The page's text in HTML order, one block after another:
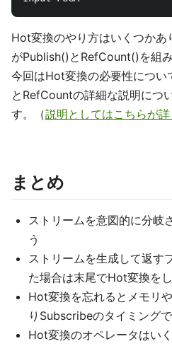
Hot変換のやり方はいくつかあ
がPublish()とRefCount()を組み
今回はHot変換の必要性につい
とRefCountの詳細な説明につ
す。（説明としてはこちらが
まとめ
ストリームを意図的に分岐
う
ストリームを生成して返す
た場合は末尾でHot変換を
Hot変換を忘れるとメモリ
りSubscribeのタイミング
Hot変換のオペレータはいく